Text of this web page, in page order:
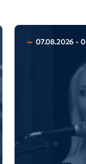
07.08.2026 -